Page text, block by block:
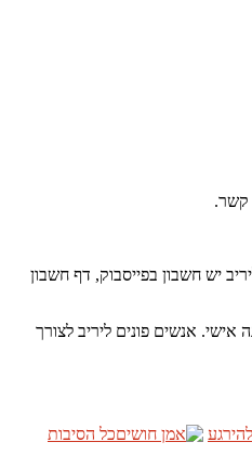
קשר.
יש חשבון בפייסבוק, דף חשבון
אנשים פונים ליריב לצורך
כל הסיבות